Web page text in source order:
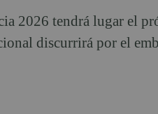
2026 tendrá lugar el
discurrirá por el